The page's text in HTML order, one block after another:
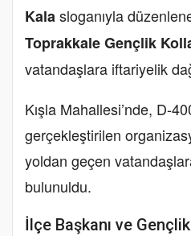
Kalasloganıyla
Toprakkale Gençlik
vatandaşlara iftariyelik
Kışla Mahallesi’nde, D-
gerçekleştirilen
yoldan geçen
bulunuldu.
İlçe Başkanı ve